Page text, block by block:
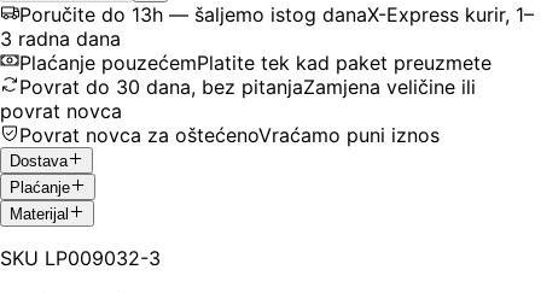
Poručite do 13h — šaljemo istog danaX-Express kurir, 1–
3 radna dana
Plaćanje pouzećemPlatite tek kad paket preuzmete
Povrat do 30 dana, bez pitanjaZamjena veličine ili
povrat novca
Povrat novca za oštećenoVraćamo puni iznos
Dostava
Plaćanje
Materijal
SKU LP009032-3